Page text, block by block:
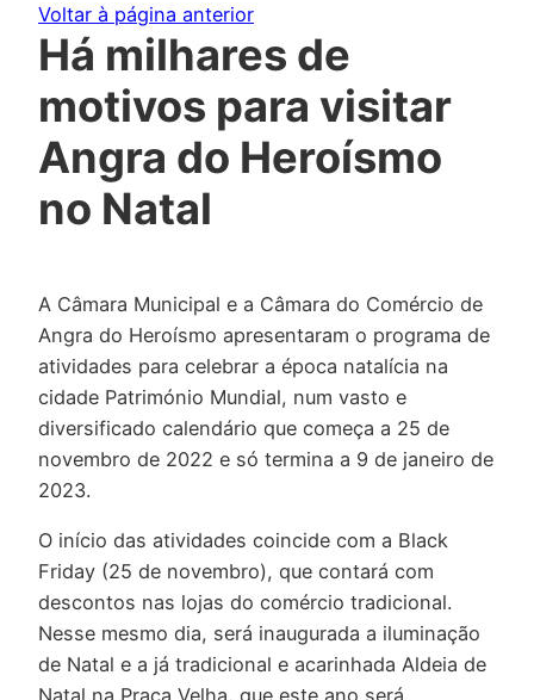
Voltar à página anterior
Há milhares de
motivos para visitar
Angra do Heroísmo
no Natal
A Câmara Municipal e a Câmara do Comércio de
Angra do Heroísmo apresentaram o programa de
atividades para celebrar a época natalícia na
cidade Património Mundial, num vasto e
diversificado calendário que começa a 25 de
novembro de 2022 e só termina a 9 de janeiro de
2023.
O início das atividades coincide com a Black
Friday (25 de novembro), que contará com
descontos nas lojas do comércio tradicional.
Nesse mesmo dia, será inaugurada a iluminação
de Natal e a já tradicional e acarinhada Aldeia de